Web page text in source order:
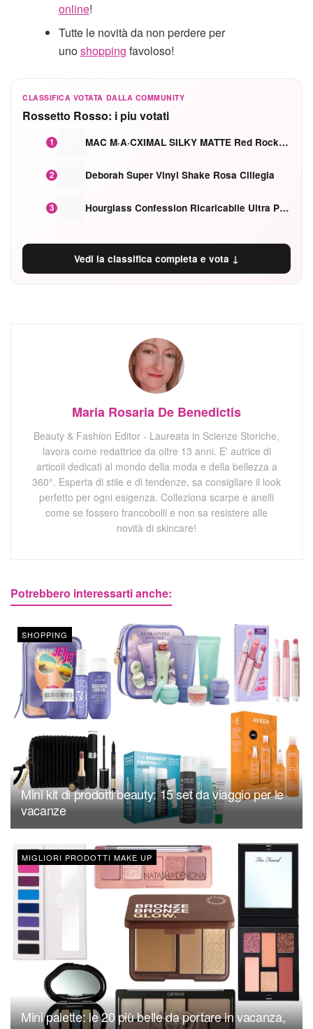
online!
Tutte le novità da non perdere per
unoshopping favoloso!
CLASSIFICA VOTATA DALLA COMMUNITY
Rossetto Rosso: i piu votati
1 MAC M·A·CXIMAL SILKY MATTE Red Rock mat
2 Deborah Super Vinyl Shake Rosa Ciliegia
3 Hourglass Confession Ricaricabile Ultra Preciso Ad Alta Intensità Secretly Classic Red
Vedi la classifica completa e vota ↓
Maria Rosaria De Benedictis
Beauty & Fashion Editor - Laureata in Scienze Storiche,
lavora come redattrice da oltre 13 anni. E' autrice di
articoli dedicati al mondo della moda e della bellezza a
360°. Esperta di stile e di tendenze, sa consigliare il look
perfetto per ogni esigenza. Colleziona scarpe e anelli
come se fossero francobolli e non sa resistere alle
novità di skincare!
Potrebbero interessarti anche:
SHOPPING
Mini kit di prodotti beauty: 15 set da viaggio per le
vacanze
MIGLIORI PRODOTTI MAKE UP
Mini palette: le 20 più belle da portare in vacanza,